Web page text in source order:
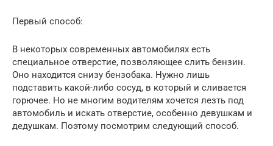
Первый способ:
В некоторых современных автомобилях есть
специальное отверстие, позволяющее слить бензин.
Оно находится снизу бензобака. Нужно лишь
подставить какой-либо сосуд, в который и сливается
горючее. Но не многим водителям хочется лезть под
автомобиль и искать отверстие, особенно девушкам и
дедушкам. Поэтому посмотрим следующий способ.